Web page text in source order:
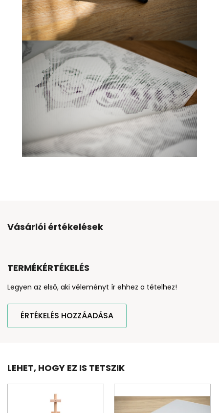
Vásárlói értékelések
TERMÉKÉRTÉKELÉS
Legyen az első, aki véleményt ír ehhez a tételhez!
ÉRTÉKELÉS HOZZÁADÁSA
LEHET, HOGY EZ IS TETSZIK